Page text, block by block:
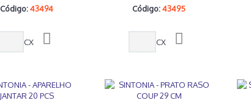
Código: 43494
CX
Código: 43495
CX